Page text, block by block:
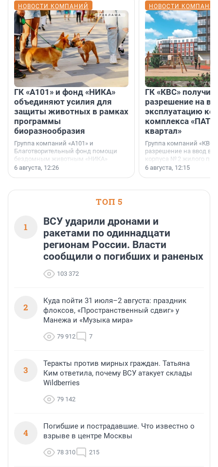
НОВОСТИ КОМПАНИЙ
ГК «А101» и фонд «НИКА»
объединяют усилия для
защиты животных в рамках
программы
биоразнообразия
Группа компаний «А101» и
Благотворительный фонд помощи
бездомным животным «НИКА»
заключили соглашение о
6 августа, 12:26
НОВОСТИ
ГК «КВС»
разрешение на
эксплуатацию
комплекса
квартал»
Группа компаний
разрешение на ввод в
корпуса № 2 жилого
Уютный квартал»,
6 августа, 12:15
ТОП 5
1
ВСУ ударили дронами и
ракетами по одиннадцати
регионам России. Власти
сообщили о погибших и раненых
103 372
2
Куда пойти 31 июля–2 августа: праздник
флоксов, «Пространственный сдвиг» у
Манежа и «Музыка мира»
79 912 7
3
Теракты против мирных граждан. Татьяна
Ким ответила, почему ВСУ атакует склады
Wildberries
79 142
4
Погибшие и пострадавшие. Что известно о
взрыве в центре Москвы
78 310 215